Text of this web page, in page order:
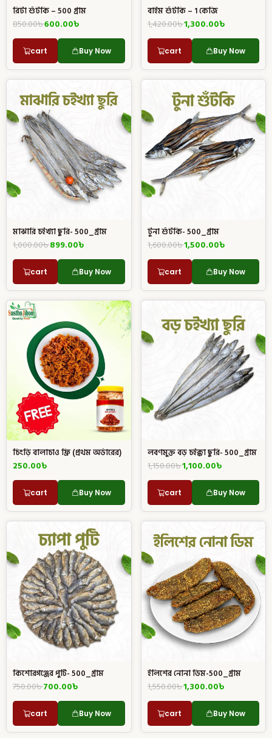
রিটা শুঁটকি – 500 গ্রাম
850.00৳600.00৳
cart Buy Now
বাইম শুঁটকি – 1 কেজি
1,420.00৳1,300.00৳
cart Buy Now
মাঝারি চইখ্যা ছুরি- 500_গ্রাম
1,000.00৳899.00৳
cart Buy Now
টুনা শুঁটকি- 500_গ্রাম
1,600.00৳1,500.00৳
cart Buy Now
চিংড়ি বালাচাও ফ্রি (প্রথম অর্ডারের)
250.00৳
cart Buy Now
লবণমুক্ত বড় চইক্কা ছুরি- 500_গ্রাম
1,150.00৳1,100.00৳
cart Buy Now
কিশোরগঞ্জের পুটি- 500_গ্রাম
750.00৳700.00৳
cart Buy Now
ইলিশের নোনা ডিম-500_গ্রাম
1,550.00৳1,300.00৳
cart Buy Now